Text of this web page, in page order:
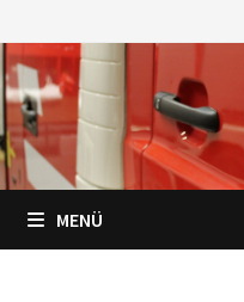
Inhalt
springen
MENÜ